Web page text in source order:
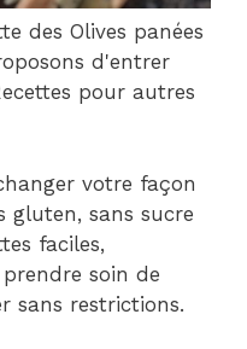
des Olives panées
d'entrer
pour autres
votre façon
gluten, sans sucre
faciles,
soin de
sans restrictions.